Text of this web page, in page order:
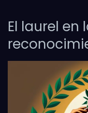
El laurel en